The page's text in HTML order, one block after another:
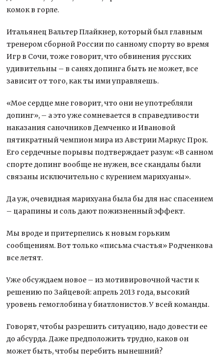
комок в горле.
Итальянец Вальтер Плайкнер, который был главным
тренером сборной России по санному спорту во время
Игр в Сочи, тоже говорит, что обвинения русских
удивительны – в санях допинга быть не может, все
зависит от того, как ты ими управляешь.
«Мое сердце мне говорит, что они не употребляли
допинг», – а это уже сомневается в справедливости
наказания саночников Демченко и Ивановой
пятикратный чемпион мира из Австрии Маркус Прок.
Его сердечные порывы подтверждает разум: «В санном
спорте допинг вообще не нужен, все скандалы были
связаны исключительно с курением марихуаны».
Да уж, очевидная марихуана была бы для нас спасением
– царапины и соль дают пожизненный эффект.
Мы вроде и притерпелись к новым горьким
сообщениям. Вот только «письма счастья» Родченкова
все летят.
Уже обсуждаем новое – из мотивировочной части к
решению по Зайцевой: апрель 2013 года, высокий
уровень гемоглобина у биатлонистов. У всей команды.
Говорят, чтобы разрешить ситуацию, надо довести ее
до абсурда. Даже предположить трудно, каков он
может быть, чтобы перебить нынешний?